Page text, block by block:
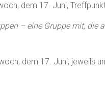
dem 17. Juni,
– eine Gruppe mit, die
dem 17. Juni, jeweils